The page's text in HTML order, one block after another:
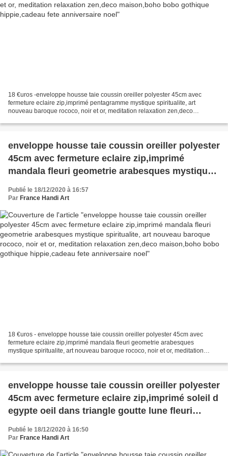
18 €uros -enveloppe housse taie coussin oreiller polyester 45cm avec
fermeture eclaire zip,imprimé pentagramme mystique spiritualite, art
nouveau baroque rococo, noir et or, meditation relaxation zen,deco
enveloppe housse taie coussin oreiller polyester
45cm avec fermeture eclaire zip,imprimé
mandala fleuri geometrie arabesques mystique
spiritualite, art nouveau baroque rococo, noir et
or, meditation relaxation zen,deco maison,boho
noel
Publié le 18/12/2020 à 16:57
Par France Handi Art
18 €uros - enveloppe housse taie coussin oreiller polyester 45cm avec
fermeture eclaire zip,imprimé mandala fleuri geometrie arabesques
mystique spiritualite, art nouveau baroque rococo, noir et or, meditation
enveloppe housse taie coussin oreiller polyester
45cm avec fermeture eclaire zip,imprimé soleil d
egypte oeil dans triangle goutte lune fleuri
rococo, noir vert violet et or, meditation
Publié le 18/12/2020 à 16:50
Par France Handi Art